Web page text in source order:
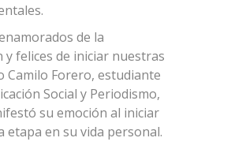
de la
y felices de iniciar nuestras
Camilo Forero, estudiante
Social y Periodismo,
su emoción al iniciar
etapa en su vida personal.